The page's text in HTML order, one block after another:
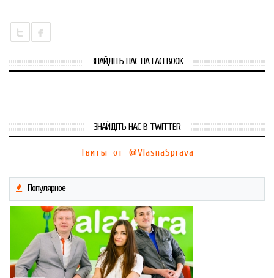
ЗНАЙДІТЬ НАС НА FACEBOOK
ЗНАЙДІТЬ НАС В TWITTER
Твиты от @VlasnaSprava
Популярное